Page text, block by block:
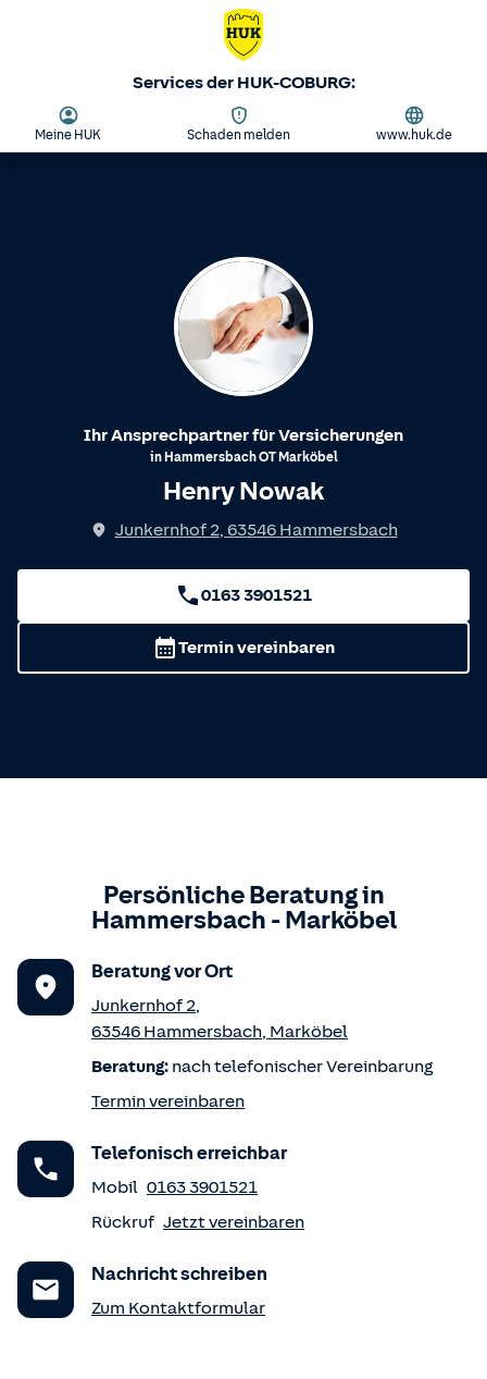
Services der HUK-COBURG:
Meine HUK Schaden melden www.huk.de
Ihr Ansprechpartner für Versicherungen
in HammersbachOT Marköbel
Henry Nowak
Junkernhof 2, 63546 Hammersbach
0163 3901521
Termin vereinbaren
Persönliche Beratung in
Hammersbach -Marköbel
Beratung vor Ort
Junkernhof 2,
63546 Hammersbach, Marköbel
Beratung: nach telefonischer Vereinbarung
Termin vereinbaren
Telefonisch erreichbar
Mobil 0163 3901521
Rückruf Jetzt vereinbaren
Nachricht schreiben
Zum Kontaktformular